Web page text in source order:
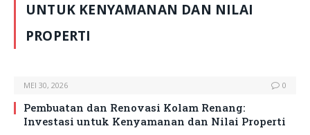
UNTUK KENYAMANAN DAN NILAI
PROPERTI
MEI 30, 2026 0
Pembuatan dan Renovasi Kolam Renang:
Investasi untuk Kenyamanan dan Nilai Properti